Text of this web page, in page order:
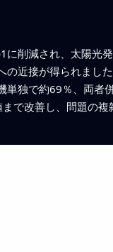
削減され、太陽光
近接が得られまし
単独で約69％、両者
で改善し、問題の複